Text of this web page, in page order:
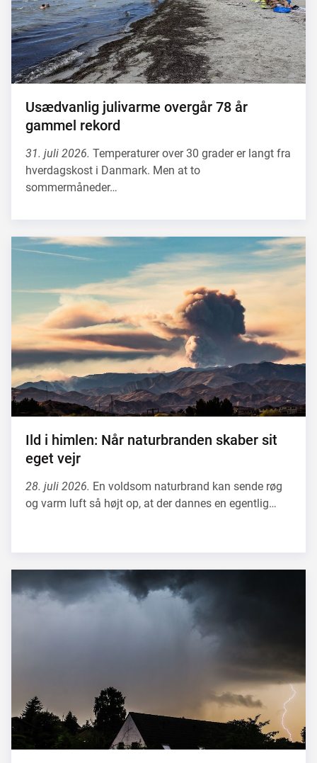
Usædvanlig julivarme overgår 78 år
gammel rekord
31. juli 2026. Temperaturer over 30 grader er langt fra
hverdagskost i Danmark. Men at to
sommermåneder…
Ild i himlen: Når naturbranden skaber sit
eget vejr
28. juli 2026. En voldsom naturbrand kan sende røg
og varm luft så højt op, at der dannes en egentlig…